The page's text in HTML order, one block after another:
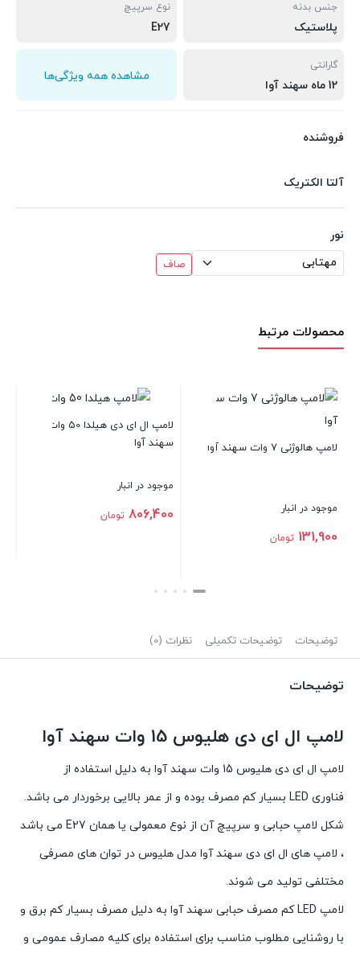
جنس بدنه
پلاستیک
نوع سرپیچ
E27
گارانتی
12 ماه سهند آوا
مشاهده همه ویژگی‌ها
فروشنده
آلتا الکتریک
نور
صاف
محصولات مرتبط
لامپ هالوژنی 7 وات سهند آوا
موجود در انبار
131,900 تومان
لامپ ال ای دی هیلدا 50 وات
سهند آوا
موجود در انبار
806,400 تومان
توضیحات توضیحات تکمیلی نظرات (0)
توضیحات
لامپ ال ای دی هلیوس 15 وات سهند آوا
لامپ ال ای دی هلیوس 15 وات سهند آوا به دلیل استفاده از
فناوری LED بسیار کم مصرف بوده و از عمر بالایی برخوردار می باشد.
شکل لامپ حبابی و سرپیچ آن از نوع معمولی یا همان E27 می باشد
، لامپ های ال ای دی سهند آوا مدل هلیوس در توان های مصرفی
مختلفی تولید می شوند.
لامپ LED کم مصرف حبابی سهند آوا به دلیل مصرف بسیار کم برق و
با روشنایی مطلوب مناسب برای استفاده برای کلیه مصارف عمومی و